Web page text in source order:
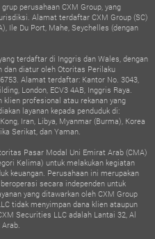
perusahaan CXM Group, yang
Alamat terdaftar CXM Group (SC)
Ile Du Port, Mahe, Seychelles (dengan
terdaftar di Inggris dan Wales, dengan
dan diatur oleh Otoritas Perilaku
Alamat terdaftar: Kantor No. 3043,
London, ECV3 4AB, Inggris Raya.
profesional atau rekanan yang
layanan kepada penduduk di:
Iran, Libya, Myanmar (Burma), Korea
Serikat, dan Yaman.
Pasar Modal Uni Emirat Arab (CMA)
Kelima) untuk melakukan kegiatan
keuangan. Perusahaan ini merupakan
secara independen untuk
yang ditawarkan oleh CXM Group
tidak menyimpan dana klien ataupun
Securities LLC adalah Lantai 32, Al